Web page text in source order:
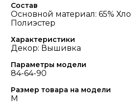
Состав
Основной материал: 65%
Полиэстер
Характеристики
Декор: Вышивка
Параметры модели
84-64-90
Размер товара на модели
M